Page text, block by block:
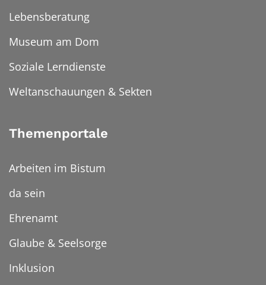
Lebensberatung
Museum am Dom
Soziale Lerndienste
Weltanschauungen & Sekten
Themenportale
Arbeiten im Bistum
da sein
Ehrenamt
Glaube & Seelsorge
Inklusion